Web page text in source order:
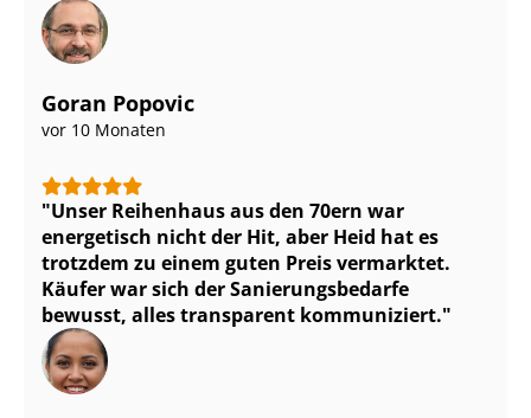
Goran Popovic
vor 10 Monaten
Unser Reihenhaus aus den 70ern war
energetisch nicht der Hit, aber Heid hat es
trotzdem zu einem guten Preis vermarktet.
Käufer war sich der Sa­nie­rungs­be­dar­fe
bewusst, alles transparent kommuniziert.